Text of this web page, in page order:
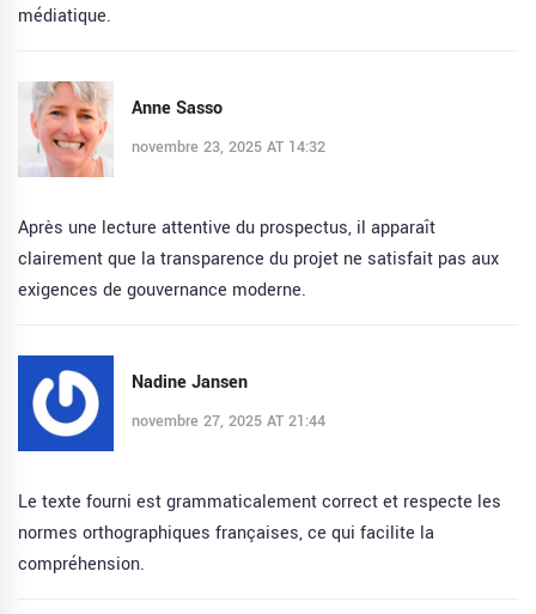
médiatique.
Anne Sasso
novembre 23, 2025 AT 14:32
Après une lecture attentive du prospectus, il apparaît
clairement que la transparence du projet ne satisfait pas aux
exigences de gouvernance moderne.
Nadine Jansen
novembre 27, 2025 AT 21:44
Le texte fourni est grammaticalement correct et respecte les
normes orthographiques françaises, ce qui facilite la
compréhension.